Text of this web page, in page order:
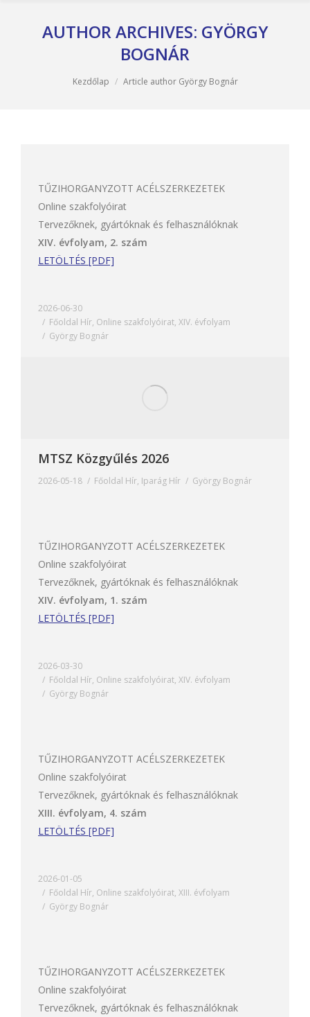
AUTHOR ARCHIVES: GYÖRGY
BOGNÁR
You are here:Kezdőlap Article author György Bognár
TŰZIHORGANYZOTT ACÉLSZERKEZETEK
Online szakfolyóirat
Tervezőknek, gyártóknak és felhasználóknak
XIV. évfolyam, 2. szám
LETÖLTÉS [PDF]
2026-06-30
Főoldal Hír, Online szakfolyóirat, XIV. évfolyam
György Bognár
MTSZ Közgyűlés 2026
2026-05-18 Főoldal Hír, Iparág Hír György Bognár
TŰZIHORGANYZOTT ACÉLSZERKEZETEK
Online szakfolyóirat
Tervezőknek, gyártóknak és felhasználóknak
XIV. évfolyam, 1. szám
LETÖLTÉS [PDF]
2026-03-30
Főoldal Hír, Online szakfolyóirat, XIV. évfolyam
György Bognár
TŰZIHORGANYZOTT ACÉLSZERKEZETEK
Online szakfolyóirat
Tervezőknek, gyártóknak és felhasználóknak
XIII. évfolyam, 4. szám
LETÖLTÉS [PDF]
2026-01-05
Főoldal Hír, Online szakfolyóirat, XIII. évfolyam
György Bognár
TŰZIHORGANYZOTT ACÉLSZERKEZETEK
Online szakfolyóirat
Tervezőknek, gyártóknak és felhasználóknak